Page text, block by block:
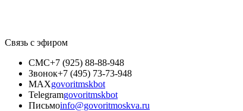
Связь с эфиром
СМС+7 (925) 88-88-948
Звонок+7 (495) 73-73-948
MAXgovoritmskbot
Telegramgovoritmskbot
Письмоinfo@govoritmoskva.ru